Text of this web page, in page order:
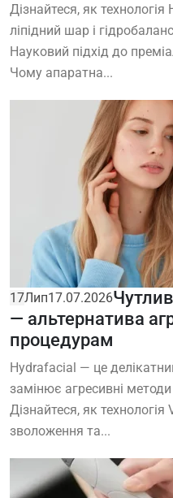
Дізнайтеся, як
ліпідний шар і
Науковий підхід до
Чому апаратна...
17Лип17.07.2026
— альтернатива
процедурам
Hydrafacial — це
замінює агресивні
Дізнайтеся, як
зволоження та...